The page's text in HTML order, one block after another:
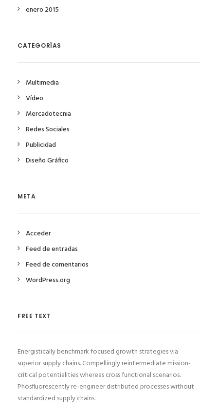
enero 2015
CATEGORÍAS
Multimedia
Vídeo
Mercadotecnia
Redes Sociales
Publicidad
Diseño Gráfico
META
Acceder
Feed de entradas
Feed de comentarios
WordPress.org
FREE TEXT
Energistically benchmark focused growth strategies via
superior supply chains. Compellingly reintermediate mission-
critical potentialities whereas cross functional scenarios.
Phosfluorescently re-engineer distributed processes without
standardized supply chains.